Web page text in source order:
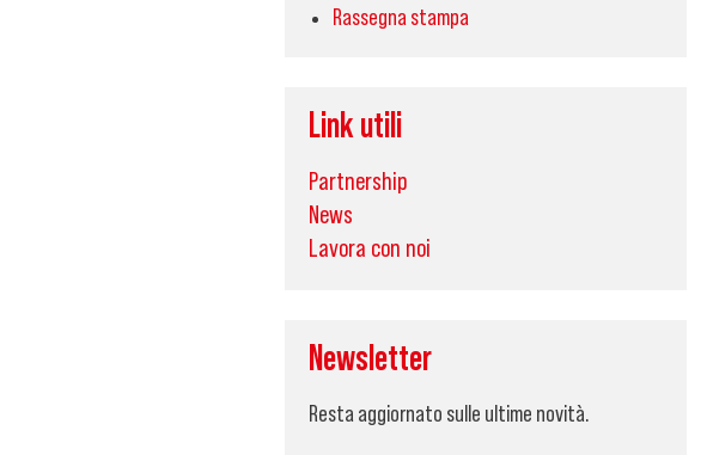
Rassegna stampa
Link utili
Partnership
News
Lavora con noi
Newsletter
Resta aggiornato sulle ultime novità.